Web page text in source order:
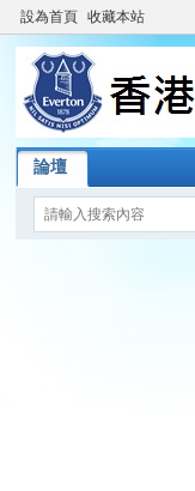
設為首頁 收藏本站
論壇